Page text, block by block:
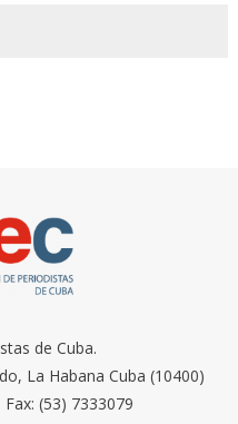
de Cuba.
La Habana Cuba (10400)
(53) 7333079